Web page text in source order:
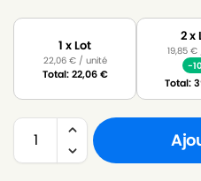
1 x Lot
22,06 €/ unité
Total:22,06€
2 x
19,85€
-
Total: